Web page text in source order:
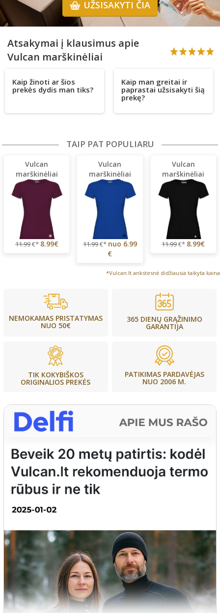
UŽSISAKYTI ČIA
Atsakymai į klausimus apie
Vulcan marškinėliai
Kaip žinoti ar šios
prekės dydis man tiks?
Kaip man greitai ir
paprastai užsisakyti šią
prekę?
TAIP PAT POPULIARU
Vulcan
marškinėliai
11.99€* 8.99€
Vulcan
marškinėliai
11.99€* nuo 6.99
€
Vulcan
marškinėliai
11.99€* 8.99€
*Vulcan.lt ankstesnė didžiausia taikyta kaina
NEMOKAMAS PRISTATYMAS
NUO 50€
365 DIENŲ GRĄŽINIMO
GARANTIJA
TIK KOKYBIŠKOS
ORIGINALIOS PREKĖS
PATIKIMAS PARDAVĖJAS
NUO 2006 M.